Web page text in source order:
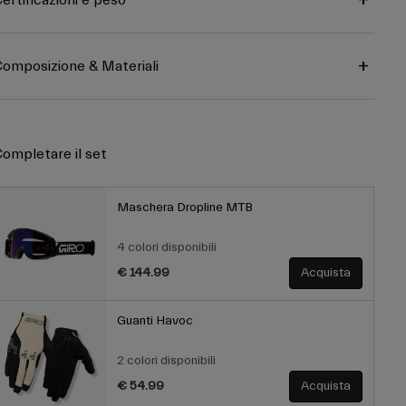
& Materiali
il set
Maschera Dropline MTB
4 colori disponibili
€ 144.99
Acquista
Guanti Havoc
2 colori disponibili
€ 54.99
Acquista